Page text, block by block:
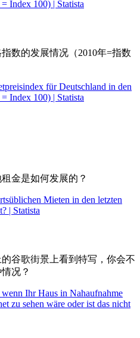
数的发展情况（2010年=指数
金是如何发展的？
谷歌街景上看到特写，你会不
况？